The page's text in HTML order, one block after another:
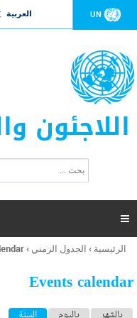
UN العربية
اللاجئون
ت
ر
ل
ح
ب

أنت
هنا
الرئيسية › الجدول الزمني ›
Events calendar